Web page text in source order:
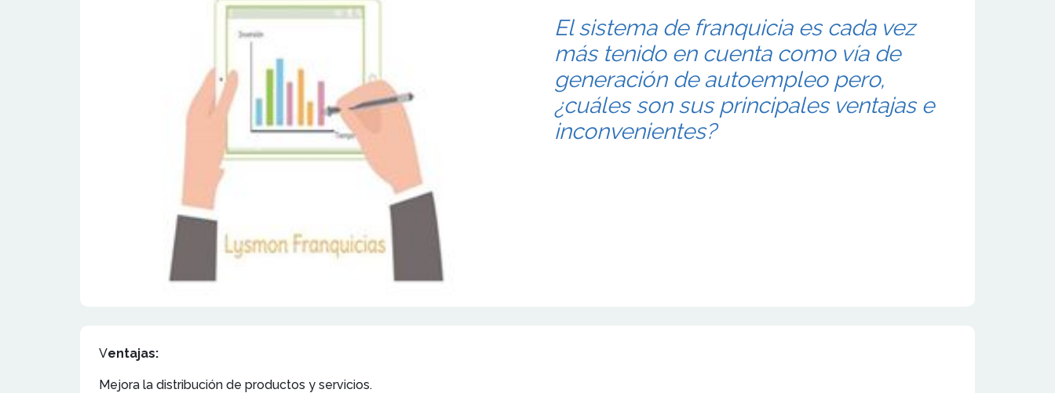
El sistema de franquicia es cada vez
más tenido en cuenta como vía de
generación de autoempleo pero,
¿cuáles son sus principales ventajas e
inconvenientes?
Ventajas:
Mejora la distribución de productos y servicios.